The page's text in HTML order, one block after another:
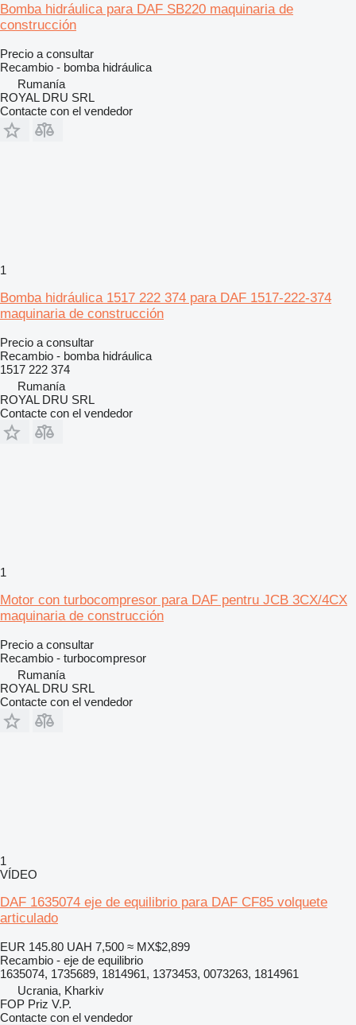
Bomba hidráulica para DAF SB220 maquinaria de
construcción
Precio a consultar
Recambio - bomba hidráulica
Rumanía
ROYAL DRU SRL
Contacte con el vendedor
1
Bomba hidráulica 1517 222 374 para DAF 1517-222-374
maquinaria de construcción
Precio a consultar
Recambio - bomba hidráulica
1517 222 374
Rumanía
ROYAL DRU SRL
Contacte con el vendedor
1
Motor con turbocompresor para DAF pentru JCB 3CX/4CX
maquinaria de construcción
Precio a consultar
Recambio - turbocompresor
Rumanía
ROYAL DRU SRL
Contacte con el vendedor
1
VÍDEO
DAF 1635074 eje de equilibrio para DAF CF85 volquete
articulado
EUR 145.80 UAH 7,500 ≈ MX$2,899
Recambio - eje de equilibrio
1635074, 1735689, 1814961, 1373453, 0073263, 1814961
Ucrania, Kharkiv
FOP Priz V.P.
Contacte con el vendedor